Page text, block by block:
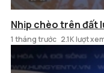
Nhịp chèo trên đất
1 tháng trước 2.1K lượt